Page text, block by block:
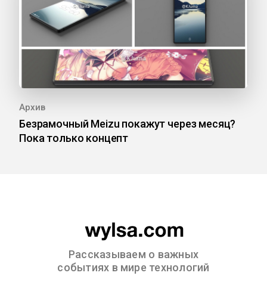
Архив
Безрамочный Meizu покажут через месяц?
Пока только концепт
Рассказываем о важных
событиях в мире технологий